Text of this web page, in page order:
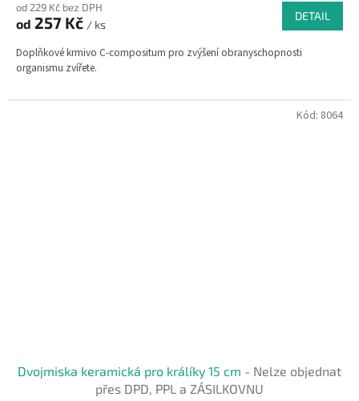
od 229 Kč bez DPH
od 257 Kč / ks
DETAIL
Doplňkové krmivo C-compositum pro zvýšení obranyschopnosti
organismu zvířete.
Dvojmiska keramická pro králíky 15 cm - Nelze objednat
přes DPD, PPL a ZÁSILKOVNU
Kód: 8064